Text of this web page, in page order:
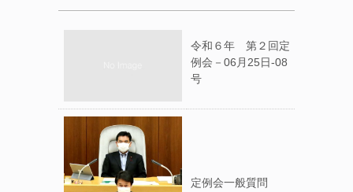
令和６年 第２回定
例会－06月25日-08
号
定例会一般質問